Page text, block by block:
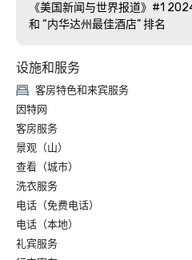
《美国新闻与世界报道》#1
和 “内华达州最佳酒店” 排名
设施和服务
客房特色和来宾服务
因特网
客房服务
景观（山）
查看（城市）
洗衣服务
电话（免费电话）
电话（本地）
礼宾服务